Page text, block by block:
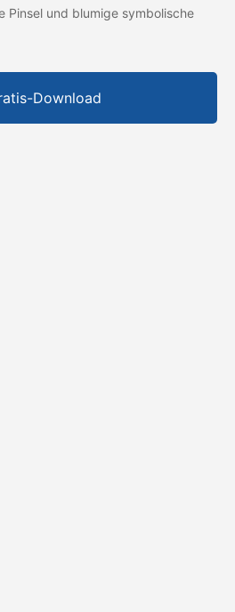
Pinsel und blumige symbolische
Download